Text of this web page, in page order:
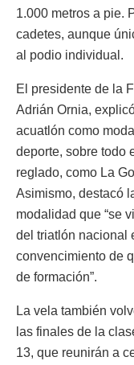
1.000 metros a pie.
cadetes, aunque
al podio individual.
El presidente de la
Adrián Ornia,
acuatlón como
deporte, sobre todo
reglado, como La
Asimismo, destacó
modalidad que “se
del triatlón nacional
convencimiento de
de formación”.
La vela también
las finales de la
13, que reunirán a